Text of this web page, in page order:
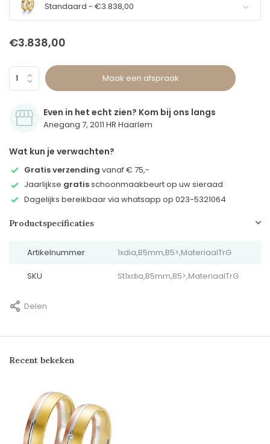
Standaard - €3.838,00
€3.838,00
Maak een afspraak
Even in het echt zien? Kom bij ons langs
Anegang 7, 2011 HR Haarlem
Wat kun je verwachten?
Gratis verzending vanaf € 75,-
Jaarlijkse gratisschoonmaakbeurt op uw sieraad
Dagelijks bereikbaar via whatsapp op 023-5321064
Productspecificaties
Artikelnummer 1xdia,B5mm,B5>,MateriaalTrG
SKU St1xdia,B5mm,B5>,MateriaalTrG
Delen
Recent bekeken